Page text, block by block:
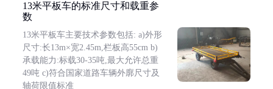
13米平板车的标准尺寸和载重参
数
13米平板车主要技术参数包括: a)外形
尺寸:长13m×宽2.45m,栏板高55cm b)
承载能力:标载30-35吨,最大允许总重
49吨 c)符合国家道路车辆外廓尺寸及
轴荷限值标准